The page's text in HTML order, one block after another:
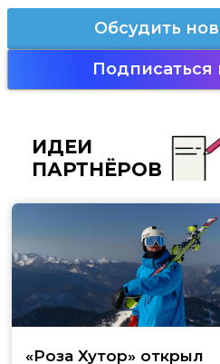
Обсудить
Подписаться
ИДЕИ
ПАРТНЁРОВ
«Роза Хутор» открыл